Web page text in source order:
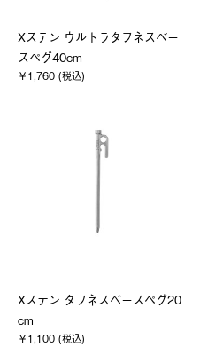
Xステン ウルトラタフネスベー
スペグ40cm
￥1,760 (税込)
Xステン タフネスベースペグ20
cm
￥1,100 (税込)